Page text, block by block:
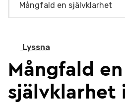
Lyssna
Mångfald en
självklarhet i
Mångfald en självklarhet